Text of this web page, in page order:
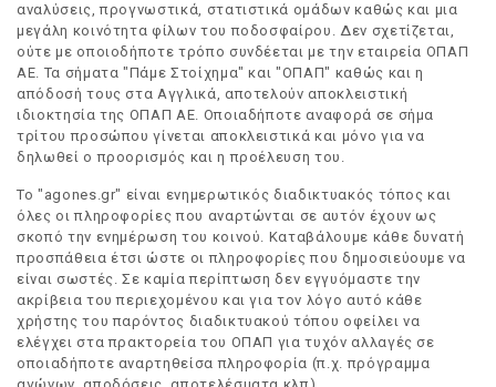
αναλύσεις, προγνωστικά, στατιστικά ομάδων καθώς και μια
μεγάλη κοινότητα φίλων του ποδοσφαίρου. Δεν σχετίζεται,
ούτε με οποιοδήποτε τρόπο συνδέεται με την εταιρεία ΟΠΑΠ
ΑΕ. Τα σήματα "Πάμε Στοίχημα" και "ΟΠΑΠ" καθώς και η
απόδοσή τους στα Αγγλικά, αποτελούν αποκλειστική
ιδιοκτησία της ΟΠΑΠ ΑΕ. Οποιαδήποτε αναφορά σε σήμα
τρίτου προσώπου γίνεται αποκλειστικά και μόνο για να
δηλωθεί ο προορισμός και η προέλευση του.
Το "agones.gr" είναι ενημερωτικός διαδικτυακός τόπος και
όλες οι πληροφορίες που αναρτώνται σε αυτόν έχουν ως
σκοπό την ενημέρωση του κοινού. Καταβάλουμε κάθε δυνατή
προσπάθεια έτσι ώστε οι πληροφορίες που δημοσιεύουμε να
είναι σωστές. Σε καμία περίπτωση δεν εγγυόμαστε την
ακρίβεια του περιεχομένου και για τον λόγο αυτό κάθε
χρήστης του παρόντος διαδικτυακού τόπου οφείλει να
ελέγχει στα πρακτορεία του ΟΠΑΠ για τυχόν αλλαγές σε
οποιαδήποτε αναρτηθείσα πληροφορία (π.χ. πρόγραμμα